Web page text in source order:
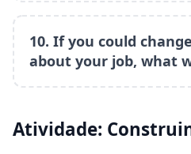
10. If you could
about your job, what
Atividade: